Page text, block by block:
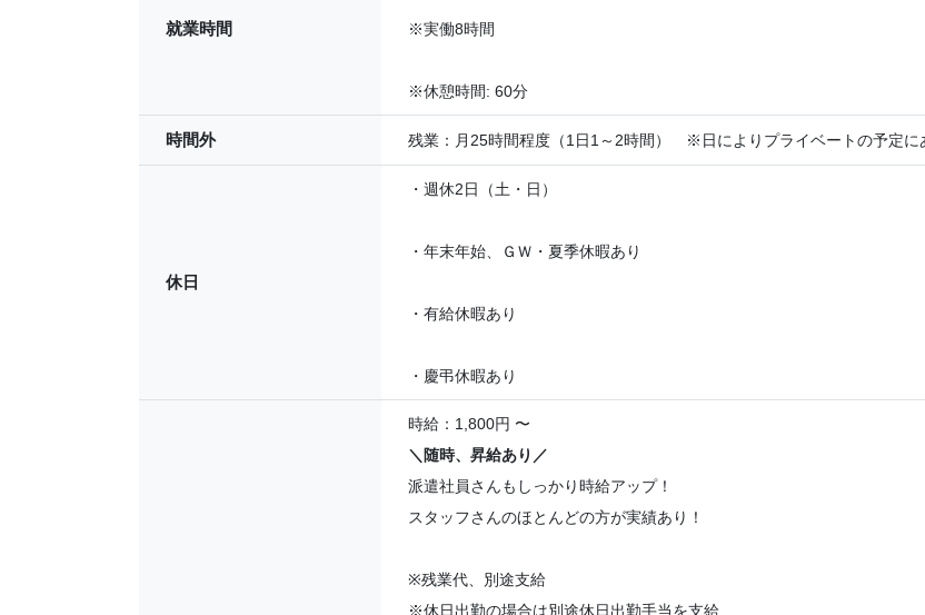
就業時間 ※実働8時間
※休憩時間: 60分
時間外 残業：月25時間程度（1日1～2時間） ※日によりプライベートの予定
休日
・週休2日（土・日）
・年末年始、ＧＷ・夏季休暇あり
・有給休暇あり
・慶弔休暇あり
時給：1,800円 〜
＼随時、昇給あり／
派遣社員さんもしっかり時給アップ！
スタッフさんのほとんどの方が実績あり！
※残業代、別途支給
※休日出勤の場合は別途休日出勤手当を支給